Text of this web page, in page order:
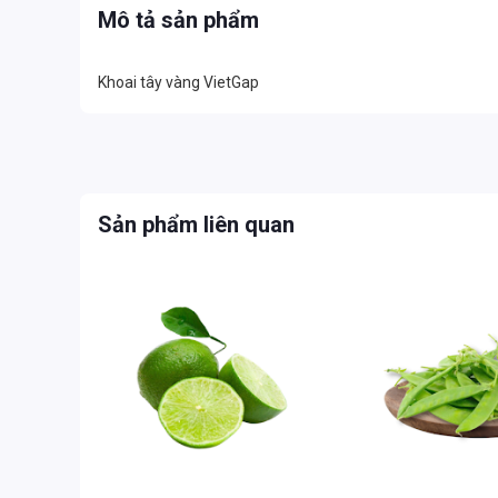
Mô tả sản phẩm
Khoai tây vàng VietGap
Sản phẩm liên quan